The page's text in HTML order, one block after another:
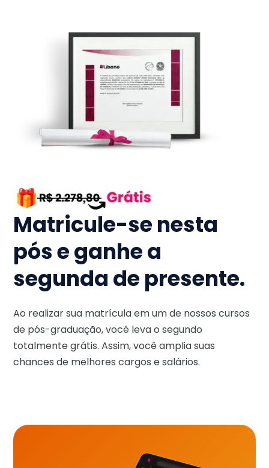
Matricule-se nesta
pós e ganhe a
segunda de presente.
Ao realizar sua matrícula em um de nossos cursos
de pós-graduação, você leva o segundo
totalmente grátis. Assim, você amplia suas
chances de melhores cargos e salários.